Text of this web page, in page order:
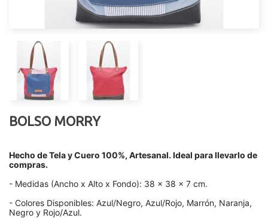
BOLSO MORRY
Hecho de Tela y Cuero 100%, Artesanal. Ideal para llevarlo de
compras.
- Medidas (Ancho x Alto x Fondo): 38 x 38 x 7 cm.
- Colores Disponibles: Azul/Negro, Azul/Rojo, Marrón, Naranja,
Negro y Rojo/Azul.